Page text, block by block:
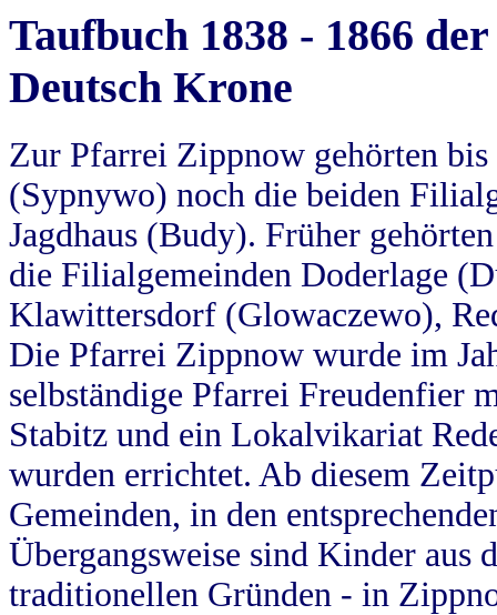
Taufbuch 1838 - 1866
Deutsch Krone
Zur Pfarrei Zippnow gehörten
(Sypnywo) noch die beiden
Jagdhaus (Budy). Früher
die Filialgemeinden Doderlage
Klawittersdorf (Glowaczewo),
Die Pfarrei Zippnow wurde im
selbständige Pfarrei Freudenfier
Stabitz und ein Lokalvikariat
wurden errichtet. Ab diesem
Gemeinden, in den
Übergangsweise sind Kinder aus
traditionellen Gründen - in